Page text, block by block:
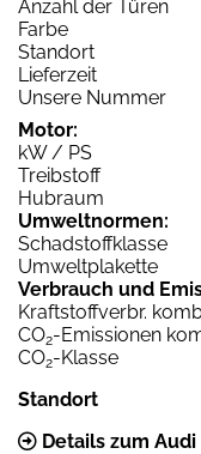
Anzahl der Türen
Farbe
Standort
Lieferzeit
Unsere Nummer
Motor:
kW / PS
Treibstoff
Hubraum
Umweltnormen:
Schadstoffklasse
Umweltplakette
Verbrauch und
Kraftstoffverbr.
CO2-Emissionen
CO2-Klasse
Standort
Details zum Audi